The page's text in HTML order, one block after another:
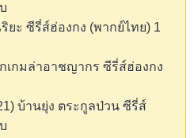
ยะ ซีรี่ส์ฮ่องกง (พากย์ไทย) 1
เกมล่าอาชญากร ซีรี่ส์ฮ่องกง
บ้านยุ่ง ตระกูลป่วน ซีรี่ส์